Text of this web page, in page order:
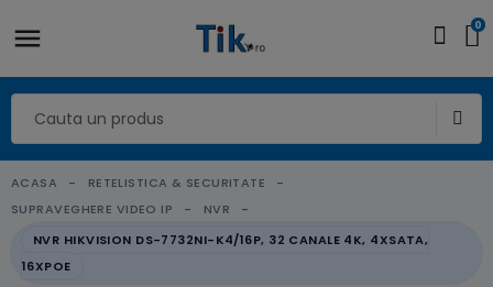
0
ACASA
RETELISTICA & SECURITATE
SUPRAVEGHERE VIDEO IP
NVR
NVR HIKVISION DS-7732NI-K4/16P, 32 CANALE 4K, 4XSATA,
16XPOE